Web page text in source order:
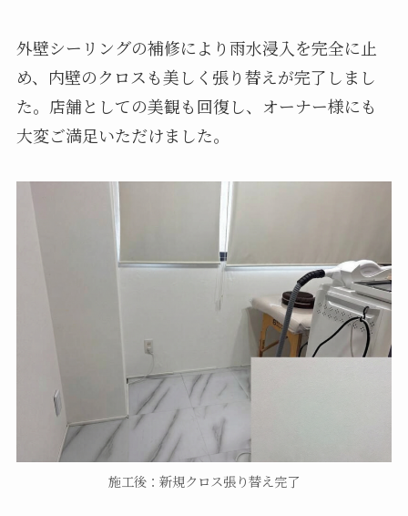
外壁シーリングの補修により雨水浸入を完全に止
め、内壁のクロスも美しく張り替えが完了しまし
た。店舗としての美観も回復し、オーナー様にも
大変ご満足いただけました。
施工後：新規クロス張り替え完了